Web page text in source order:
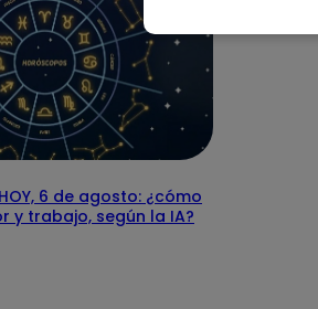
6 de agosto: ¿cómo
y trabajo, según la IA?